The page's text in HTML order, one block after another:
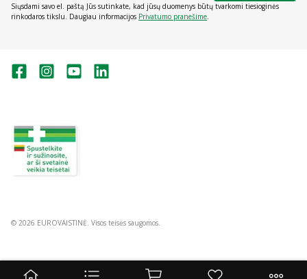
Siųsdami savo el. paštą Jūs sutinkate, kad jūsų duomenys būtų tvarkomi tiesioginės
rinkodaros tikslu. Daugiau informacijos Privatumo pranešime.
© 2026 EUROVAISTINĖ. Visos teisės saugomos.